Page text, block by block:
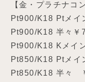
【金・プラチナコ
Pt900/K18 Ptメイ
Pt900/K18 半々￥
Pt900/K18 Kメイ
Pt850/K18 Ptメイ
Pt850/K18 半々